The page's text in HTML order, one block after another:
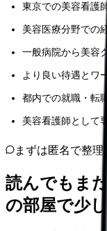
東京での美容看護
美容医療分野での
一般病院から美容
より良い待遇とワ
都内での就職・転
美容看護師として
まずは匿名で整理
読んでもま
の部屋で少